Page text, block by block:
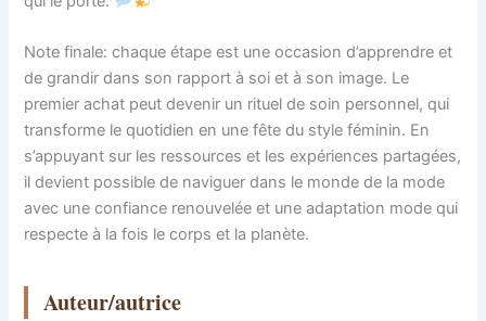
Note finale: chaque étape est une occasion d’apprendre et
de grandir dans son rapport à soi et à son image. Le
premier achat peut devenir un rituel de soin personnel, qui
transforme le quotidien en une fête du style féminin. En
s’appuyant sur les ressources et les expériences partagées,
il devient possible de naviguer dans le monde de la mode
avec une confiance renouvelée et une adaptation mode qui
respecte à la fois le corps et la planète.
Auteur/autrice